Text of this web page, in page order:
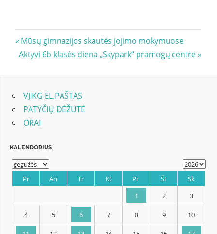
Navigacija
tarp
įrašų
Previous
Post:
Mūsų gimnazijos skautės jojimo mokymuose
Next
Aktyvi 6b klasės diena „Skypark“ pramogų centre
VJIKG EL.PAŠTAS
PATYČIŲ DĖŽUTĖ
ORAI